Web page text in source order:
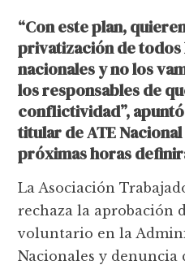
“Con este plan,
privatización de todos
nacionales y no los
los responsables de
conflictividad”,
titular de ATE
próximas horas
La Asociación
rechaza la aprobación
voluntario en la
Nacionales y denuncia